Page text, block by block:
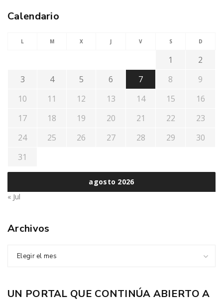
Calendario
agosto 2026
L M X J V S D
1
2
3
4 5 6 7 8
9
10
11 12 13 14 15
16
17
18 19 20 21 22
23
24
25 26 27 28 29
30
31
« Jul
Archivos
Elegir el mes
UN PORTAL QUE CONTINÚA ABIERTO A